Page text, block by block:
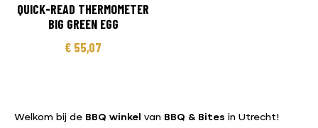
QUICK-READ THERMOMETER
BIG GREEN EGG
€ 55,07
Welkom bij de BBQ winkel van BBQ & Bites in Utrecht!